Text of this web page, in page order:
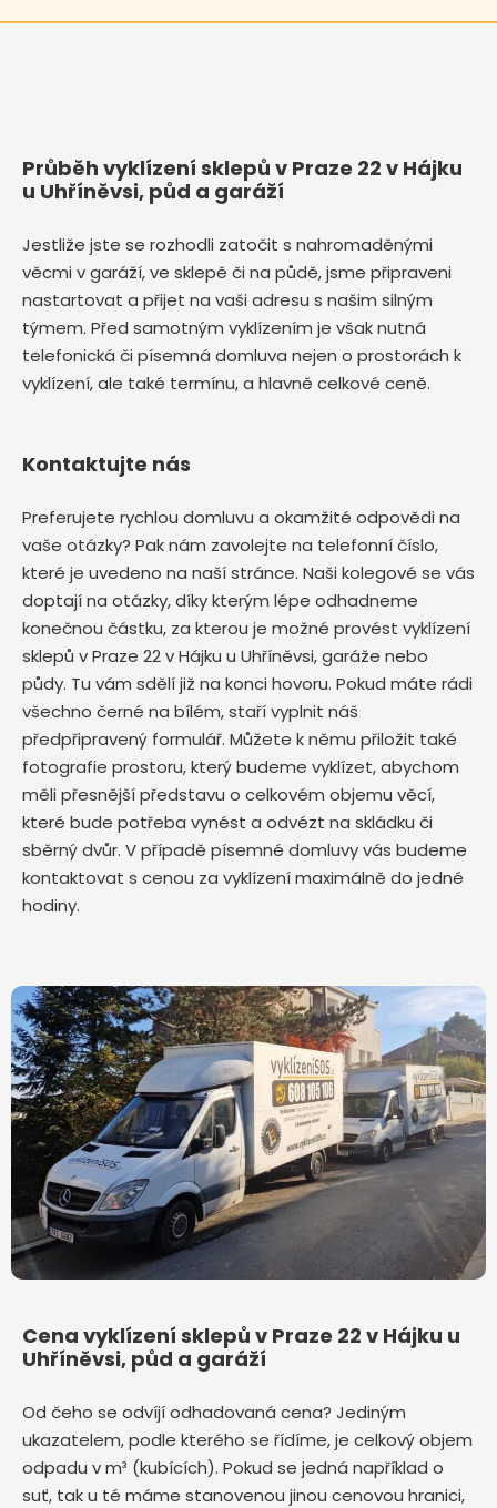
Průběh vyklízení sklepů v Praze 22 v Hájku
u Uhříněvsi, půd a garáží
Jestliže jste se rozhodli zatočit s nahromaděnými
věcmi v garáží, ve sklepě či na půdě, jsme připraveni
nastartovat a přijet na vaši adresu s našim silným
týmem. Před samotným vyklízením je však nutná
telefonická či písemná domluva nejen o prostorách k
vyklízení, ale také termínu, a hlavně celkové ceně.
Kontaktujte nás
Preferujete rychlou domluvu a okamžité odpovědi na
vaše otázky? Pak nám zavolejte na telefonní číslo,
které je uvedeno na naší stránce. Naši kolegové se vás
doptají na otázky, díky kterým lépe odhadneme
konečnou částku, za kterou je možné provést vyklízení
sklepů v Praze 22 v Hájku u Uhříněvsi, garáže nebo
půdy. Tu vám sdělí již na konci hovoru. Pokud máte rádi
všechno černé na bílém, staří vyplnit náš
předpřipravený formulář. Můžete k němu přiložit také
fotografie prostoru, který budeme vyklízet, abychom
měli přesnější představu o celkovém objemu věcí,
které bude potřeba vynést a odvézt na skládku či
sběrný dvůr. V případě písemné domluvy vás budeme
kontaktovat s cenou za vyklízení maximálně do jedné
hodiny.
Cena vyklízení sklepů v Praze 22 v Hájku u
Uhříněvsi, půd a garáží
Od čeho se odvíjí odhadovaná cena? Jediným
ukazatelem, podle kterého se řídíme, je celkový objem
odpadu v m³ (kubících). Pokud se jedná například o
suť, tak u té máme stanovenou jinou cenovou hranici,